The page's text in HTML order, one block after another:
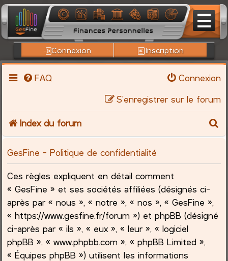
Connexion Inscription
FAQ
Connexion
S’enregistrer sur le forum
Index du forum
c
GesFine - Politique de confidentialité
Ces règles expliquent en détail comment
« GesFine » et ses sociétés affiliées (désignés ci-
après par « nous », « notre », « nos », « GesFine »,
« https://www.gesfine.fr/forum ») et phpBB (désigné
ci-après par « ils », « eux », « leur », « logiciel
phpBB », « www.phpbb.com », « phpBB Limited »,
« Équipes phpBB ») utilisent les informations